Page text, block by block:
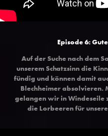
Episode 6:
Auf der Suche nach dem
unserem Schatzsinn die
fündig und können damit
Blechheimer absolvieren.
gelangen wir in Windeseile
die Lorbeeren für